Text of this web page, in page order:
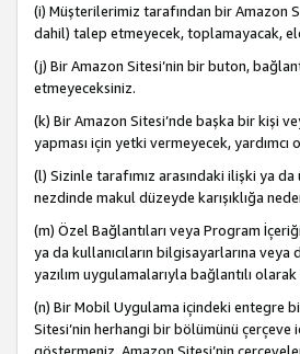
(i) Müşterilerimiz tarafından bir Amazon
dahil) talep etmeyecek, toplamayacak,
(j) Bir Amazon Sitesi’nin bir buton,
etmeyeceksiniz.
(k) Bir Amazon Sitesi’nde başka bir kişi
yapması için yetki vermeyecek,
(l) Sizinle tarafımız arasındaki ilişki ya
nezdinde makul düzeyde karışıklığa
(m) Özel Bağlantıları veya Program
ya da kullanıcıların bilgisayarlarına
yazılım uygulamalarıyla bağlantılı
(n) Bir Mobil Uygulama içindeki entegre
Sitesi’nin herhangi bir bölümünü çerçeve
göstermeniz, Amazon Sitesi’nin